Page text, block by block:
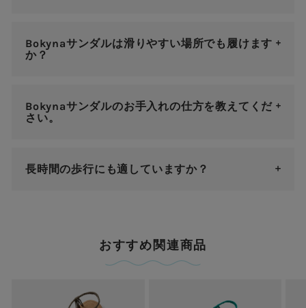
Bokynaサンダルは滑りやすい場所でも履けます
か？
Bokynaサンダルのお手入れの仕方を教えてくだ
さい。
長時間の歩行にも適していますか？
おすすめ関連商品